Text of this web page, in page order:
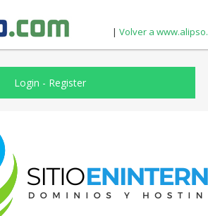
| Volver a
Login - Register